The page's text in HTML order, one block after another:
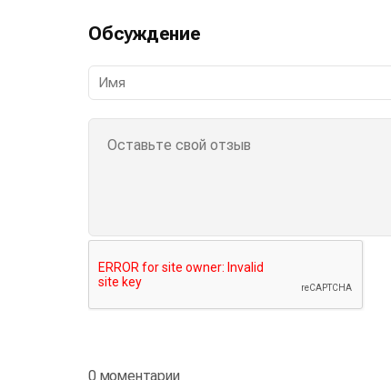
Обсуждение
0 моментарии